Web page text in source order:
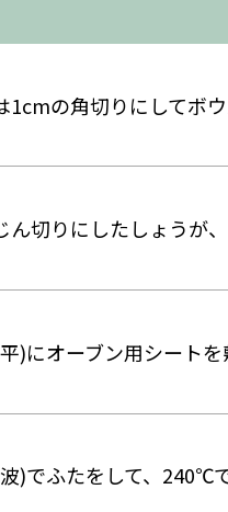
1cmの角切りにしてボ
ん切りにしたしょうが
)にオーブン用シートを
)でふたをして、240℃